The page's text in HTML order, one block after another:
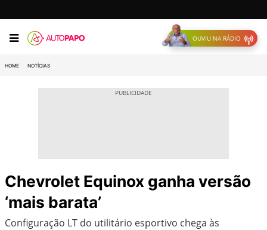
OUVIU NA RÁDIO
HOME NOTÍCIAS
Chevrolet Equinox ganha versão
‘mais barata’
Configuração LT do utilitário esportivo chega às